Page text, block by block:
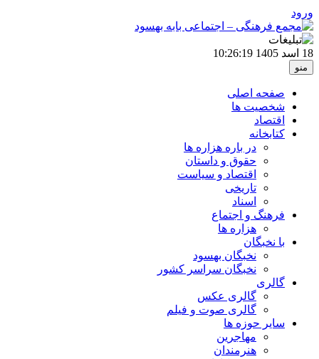
ورود
18 اسد 1405 10:26:19
منو
صفحه اصلی
شخصیت ها
اقتصاد
کتابخانه
در باره هزاره ها
حقوق و داستان
اقتصاد و سیاست
تاریخی
اسناد
فرهنگ و اجتماع
هزاره ها
با نخبگان
نخبگان بهسود
نخبگان سراسر کشور
گالری
گالری عکس
گالری صوت و فیلم
سایر حوزه ها
مهاجرین
هنرمندان